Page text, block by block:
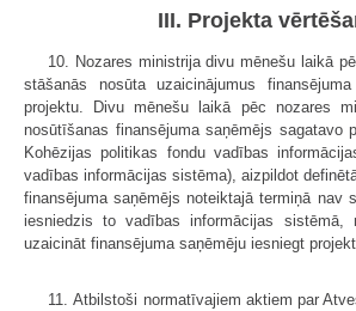
III. Projekta
10. Nozares ministrija divu mēnešu laikā
stāšanās nosūta uzaicinājumus
projektu. Divu mēnešu laikā pēc nozares
nosūtīšanas finansējuma saņēmējs sagatavo
Kohēzijas politikas fondu vadības
vadības informācijas sistēma), aizpildot
finansējuma saņēmējs noteiktajā termiņā nav
iesniedzis to vadības informācijas sistēmā,
uzaicināt finansējuma saņēmēju iesniegt
11. Atbilstoši normatīvajiem aktiem par